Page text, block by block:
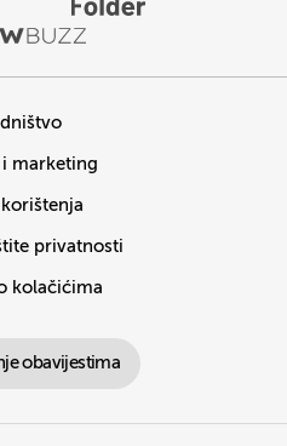
i marketing
privatnosti
kolačićima
obavijestima